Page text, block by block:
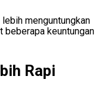
menguntungkan
beberapa keuntungan
Rapi